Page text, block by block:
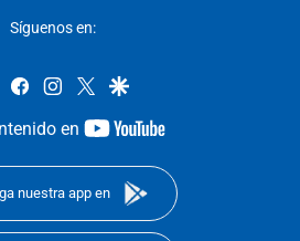
Síguenos en:
whatsappfacebookinstagram
twittergoogle
en
youtube-
nuestra app en